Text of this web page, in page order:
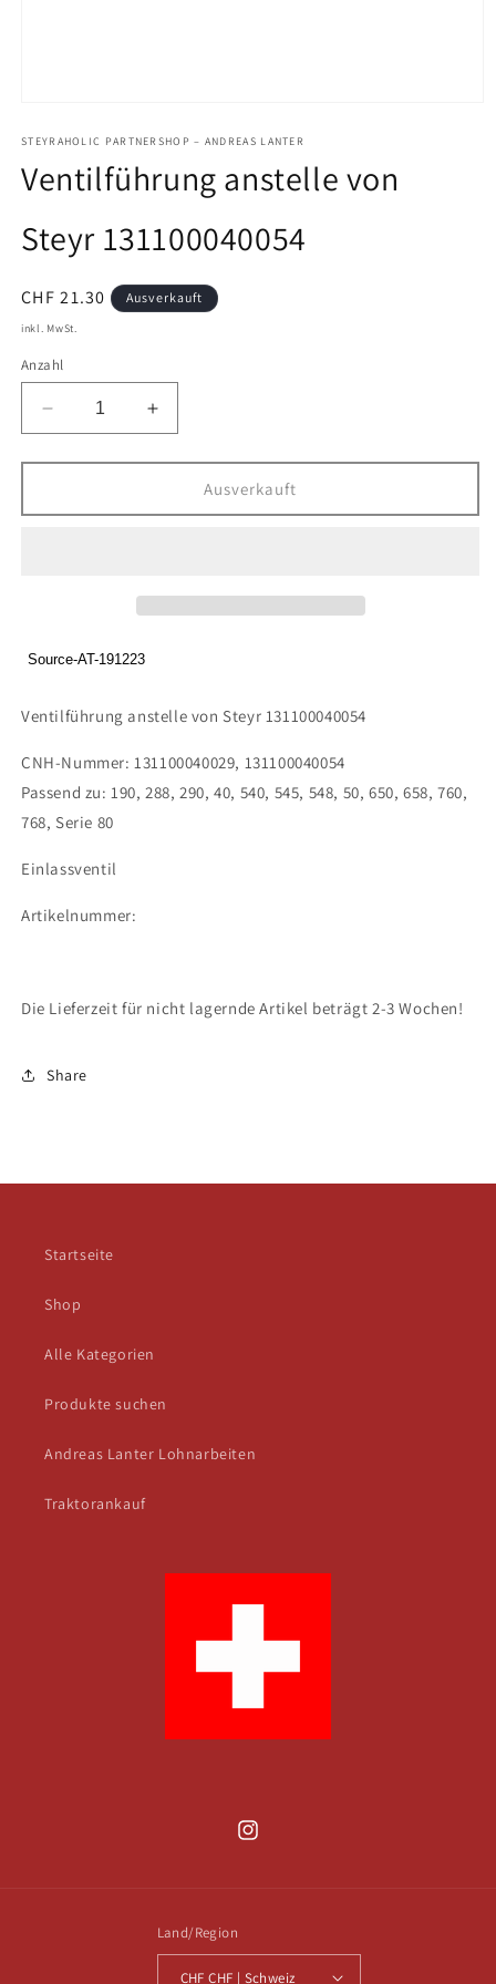
in
öffnen
STEYRAHOLIC PARTNERSHOP – ANDREAS LANTER
Ventilführung anstelle von
Steyr 131100040054
Normaler
Preis
CHF 21.30 Ausverkauft
inkl. MwSt.
Anzahl
Verringere
die
Menge
Ventilführung
131100040054
Erhöhe
die
Menge
Ventilführung
Ausverkauft
Source-AT-191223
Ventilführung anstelle von Steyr 131100040054
CNH-Nummer: 131100040029, 131100040054
Passend zu: 190, 288, 290, 40, 540, 545, 548, 50, 650, 658, 760,
768, Serie 80
Einlassventil
Artikelnummer:
Die Lieferzeit für nicht lagernde Artikel beträgt 2-3 Wochen!
Share
Startseite
Shop
Alle Kategorien
Produkte suchen
Andreas Lanter Lohnarbeiten
Traktorankauf
Instagram
Land/Region
CHF CHF | Schweiz